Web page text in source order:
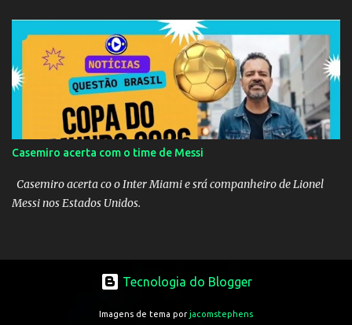
Inglaterra durante o jogo.
Casemiro acerta com o time de Messi
Casemiro acerta co o Inter Miami e srá companheiro de Lionel
Messi nos Estados Unidos.
Tecnologia do Blogger
Imagens de tema porjacomstephens